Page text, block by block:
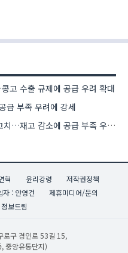
고 수출 규제에 공급 우려 확대
급 부족 우려에 강세
[비철금속 시황] 구리 2개월 만에 최고치…재고 감소에 공급 부족 우려 확대
혁 윤리강령
저작권정책
자 : 안영건
제휴미디어/문의
정보드림
로구 경인로 53길 15,
중앙유통단지)